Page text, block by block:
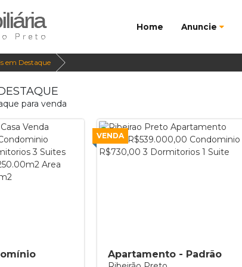
Home Anuncie
em Destaque
para venda
VENDA
Apartamento - Padrão